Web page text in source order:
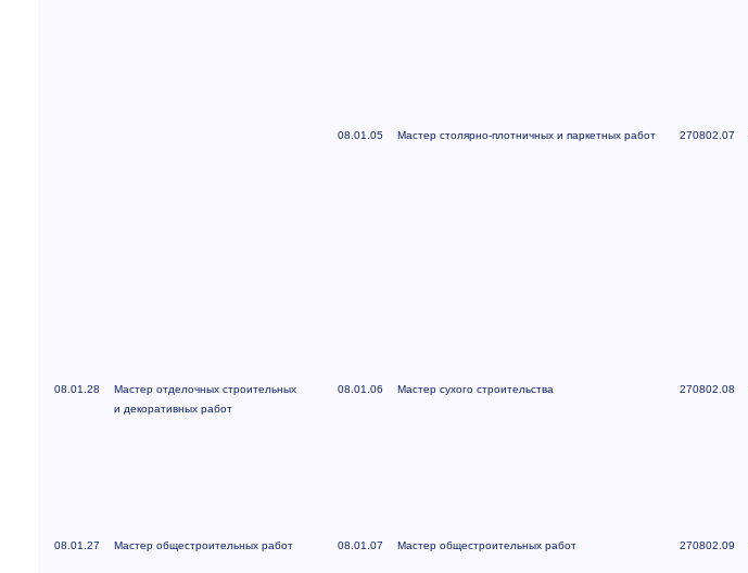
08.01.05 Мастер столярно-плотничных и паркетных работ 270802.07
08.01.28
Мастер отделочных строительных
и декоративных работ
08.01.06 Мастер сухого строительства 270802.08
08.01.27 Мастер общестроительных работ 08.01.07 Мастер общестроительных работ 270802.09